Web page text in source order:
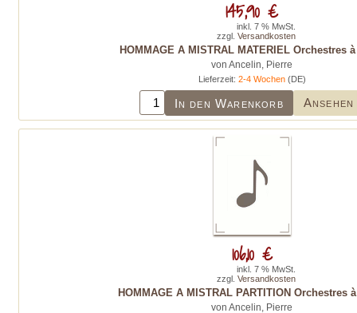
HOMMAGE A MISTRAL MATERIEL Orchestres
von Ancelin, Pierre
Lieferzeit: 2-4 Wochen(DE)
In den Warenkorb Ansehen
145,90 €
inkl. 7 % MwSt.
zzgl. Versandkosten
HOMMAGE A MISTRAL PARTITION Orchestres
von Ancelin, Pierre
106,10 €
inkl. 7 % MwSt.
zzgl. Versandkosten